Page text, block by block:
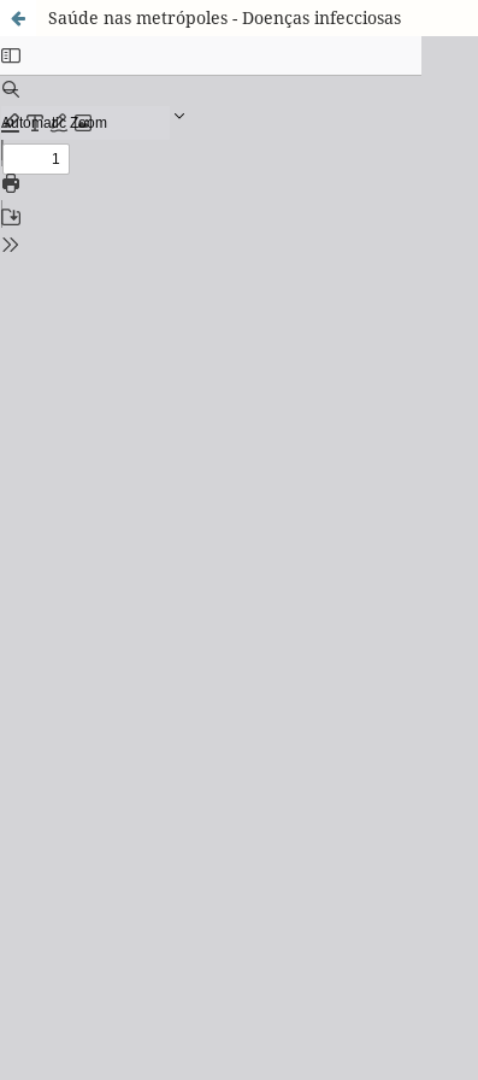
Saúde nas metrópoles - Doenças infecciosas